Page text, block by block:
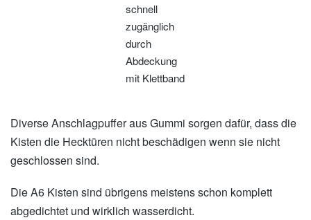
schnell
zugänglich
durch
Abdeckung
mit Klettband
Diverse Anschlagpuffer aus Gummi sorgen dafür, dass die
Kisten die Hecktüren nicht beschädigen wenn sie nicht
geschlossen sind.
Die A6 Kisten sind übrigens meistens schon komplett
abgedichtet und wirklich wasserdicht.